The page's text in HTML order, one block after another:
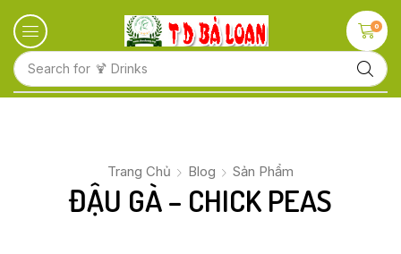
Search for 🍋 Fruits
0
Trang Chủ Blog Sản Phẩm
ĐẬU GÀ – CHICK PEAS